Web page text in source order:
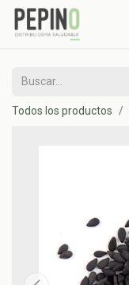
Todos los productos